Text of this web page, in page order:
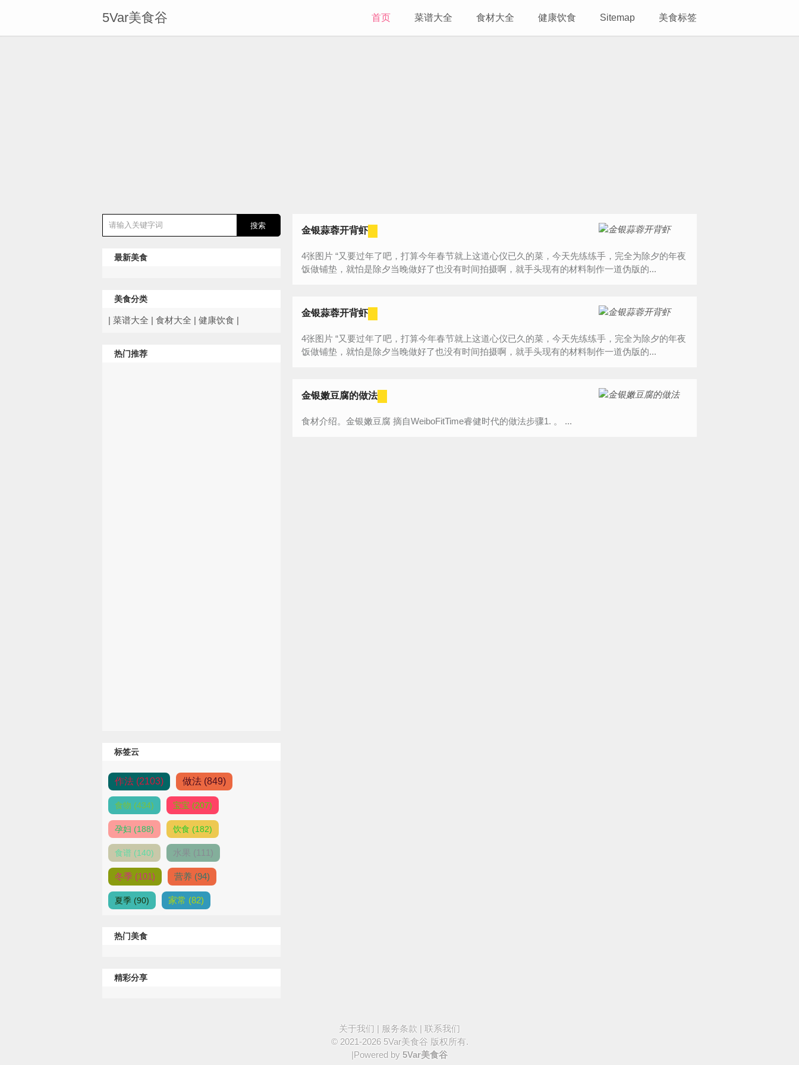
5Var美食谷 首页 菜谱大全 食材大全 健康饮食 Sitemap 美食标签
最新美食
美食分类
| 菜谱大全 | 食材大全 | 健康饮食 |
热门推荐
标签云
作法 (2103) 做法 (849)
食物 (434) 宝宝 (207)
孕妇 (188) 饮食 (182)
食谱 (140) 水果 (111)
冬季 (101) 营养 (94)
夏季 (90) 家常 (82)
热门美食
精彩分享
金银蒜蓉开背虾
4张图片 “又要过年了吧，打算今年春节就上这道心仪已久的菜，今天先练练手，完全为除夕的年夜
饭做铺垫，就怕是除夕当晚做好了也没有时间拍摄啊，就手头现有的材料制作一道伪版的...
金银蒜蓉开背虾
4张图片 “又要过年了吧，打算今年春节就上这道心仪已久的菜，今天先练练手，完全为除夕的年夜
饭做铺垫，就怕是除夕当晚做好了也没有时间拍摄啊，就手头现有的材料制作一道伪版的...
金银嫩豆腐的做法
食材介绍。金银嫩豆腐 摘自WeiboFitTime睿健时代的做法步骤1. 。 ...
关于我们 | 服务条款 | 联系我们
© 2021-2026 5Var美食谷 版权所有.
|Powered by 5Var美食谷